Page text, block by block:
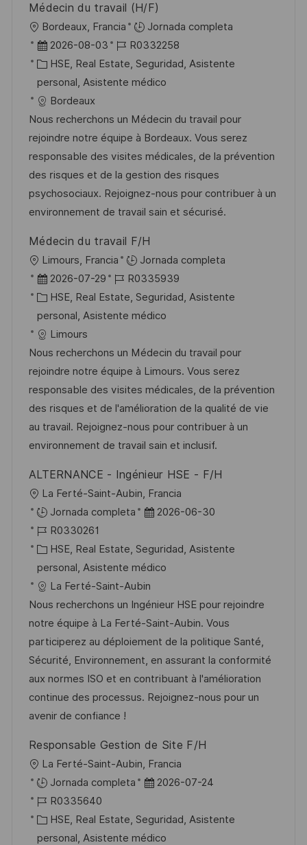
a
c
i
ó
n
Médecin du travail (H/F)
U
b
a
c
i
ó
n
Bordeaux, Francia
Jornada completa
F
e
c
h
a
d
e
p
u
b
i
c
a
c
i
ó
n
2026-08-03
I
D
d
e
m
p
l
e
o
R0332258
C
a
t
e
g
o
r
í
a
HSE, Real Estate, Seguridad, Asistente
personal, Asistente médico
Bordeaux
Nous recherchons un Médecin du travail pour
rejoindre notre équipe à Bordeaux. Vous serez
responsable des visites médicales, de la prévention
des risques et de la gestion des risques
psychosociaux. Rejoignez-nous pour contribuer à un
environnement de travail sain et sécurisé.
Médecin du travail F/H
U
b
a
c
i
ó
n
Limours, Francia
Jornada completa
F
e
c
h
a
d
e
p
u
b
i
c
a
c
i
ó
n
2026-07-29
I
D
d
e
m
p
l
e
o
R0335939
C
a
t
e
g
o
r
í
a
HSE, Real Estate, Seguridad, Asistente
personal, Asistente médico
Limours
Nous recherchons un Médecin du travail pour
rejoindre notre équipe à Limours. Vous serez
responsable des visites médicales, de la prévention
des risques et de l'amélioration de la qualité de vie
au travail. Rejoignez-nous pour contribuer à un
environnement de travail sain et inclusif.
ALTERNANCE - Ingénieur HSE - F/H
U
b
c
c
i
ó
n
La Ferté-Saint-Aubin, Francia
Jornada completa
F
c
h
a
d
e
p
u
b
a
c
i
n
2026-06-30
I
D
d
e
e
m
p
l
e
o
R0330261
C
a
t
e
g
o
r
í
a
HSE, Real Estate, Seguridad, Asistente
personal, Asistente médico
La Ferté-Saint-Aubin
Nous recherchons un Ingénieur HSE pour rejoindre
notre équipe à La Ferté-Saint-Aubin. Vous
participerez au déploiement de la politique Santé,
Sécurité, Environnement, en assurant la conformité
aux normes ISO et en contribuant à l'amélioration
continue des processus. Rejoignez-nous pour un
avenir de confiance !
Responsable Gestion de Site F/H
U
b
c
La Ferté-Saint-Aubin, Francia
Jornada completa
F
c
h
2026-07-24
I
D
d
R0335640
C
a
HSE, Real Estate, Seguridad, Asistente
personal, Asistente médico